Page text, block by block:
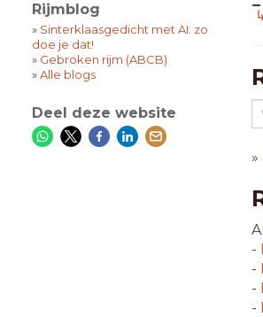
Rijmblog
» Sinterklaasgedicht met AI: zo
doe je dat!
» Gebroken rijm (ABCB)
»Alle blogs
Deel deze website
-
-
-
-